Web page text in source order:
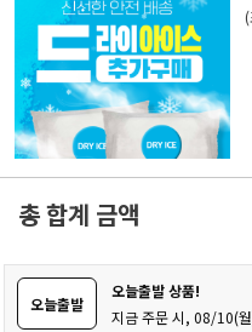
총 합계 금액
오늘출발
오늘출발 상품!
지금 주문 시, 08/10(